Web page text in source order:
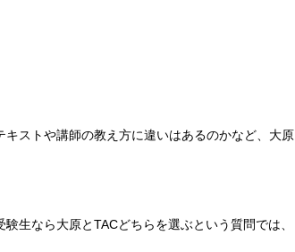
ストや講師の教え方に違いはあるのかなど、大原
生なら大原とTACどちらを選ぶという質問では、